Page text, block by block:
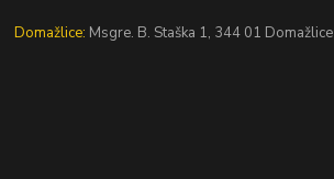
Domažlice: Msgre. B. Staška 1, 344 01 Domažlice